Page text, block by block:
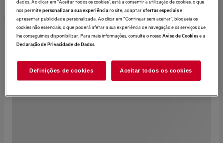
nos permitepersonalizar a sua experiênciano site, adaptarofertas especiaise
apresentar publicidade personalizada. Ao clicar em “Continuar sem aceitar”, bloqueia os
cookies não essenciais, o que poderá afetar a sua experiência de navegação e os serviços que
lhe conseguimos disponibilizar. Para mais informações, consulte o nossoAviso de Cookiese a
Declaração de Privacidade de Dados.
Definições de cookies Aceitar todos os cookies